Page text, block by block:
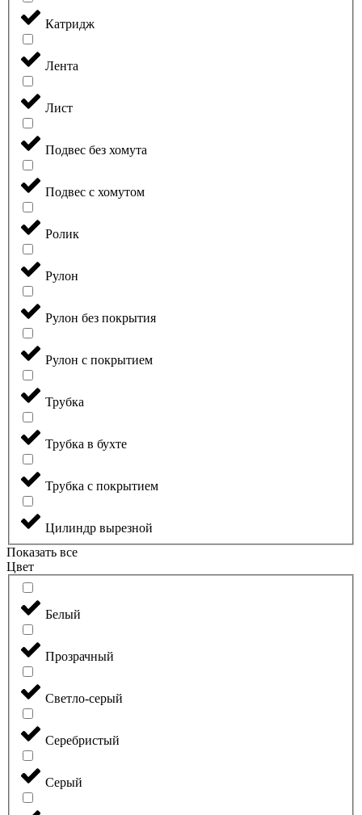
Катридж
Лента
Лист
Подвес без хомута
Подвес с хомутом
Ролик
Рулон
Рулон без покрытия
Рулон с покрытием
Трубка
Трубка в бухте
Трубка с покрытием
Цилиндр вырезной
Показать все
Цвет
Белый
Прозрачный
Светло-серый
Серебристый
Серый